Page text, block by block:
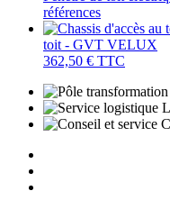
références
toit - GVT VELUX
362,50 € TTC